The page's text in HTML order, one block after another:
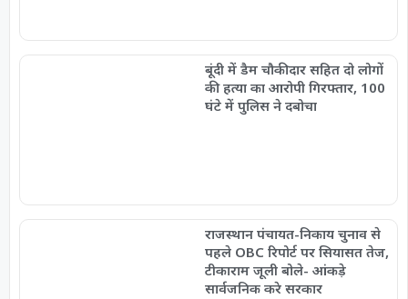
बूंदी में डैम चौकीदार सहित दो लोगों
की हत्या का आरोपी गिरफ्तार, 100
घंटे में पुलिस ने दबोचा
राजस्थान पंचायत-निकाय चुनाव से
पहले OBC रिपोर्ट पर सियासत तेज,
टीकाराम जूली बोले- आंकड़े
सार्वजनिक करे सरकार